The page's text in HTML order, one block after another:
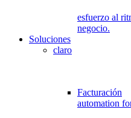
esfuerzo al
negocio.
Soluciones
claro
Facturación
automation